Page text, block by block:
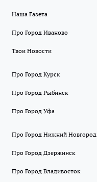
Наша Газета
Про Город Иваново
Твои Новости
Про Город Курск
Про Город Рыбинск
Про Город Уфа
Про Город Нижний Новгород
Про Город Дзержинск
Про Город Владивосток